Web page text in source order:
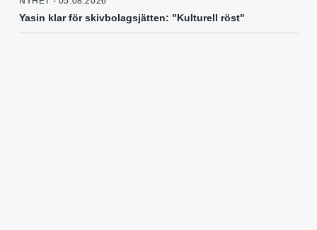
Yasin klar för skivbolagsjätten: "Kulturell röst"